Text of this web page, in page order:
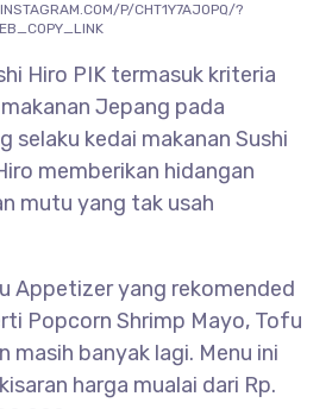
P/CHT1Y7AJOPQ/?
Hiro PIK termasuk kriteria
Jepang pada
selaku kedai makanan Sushi
memberikan hidangan
mutu yang tak usah
Appetizer yang rekomended
Popcorn Shrimp Mayo, Tofu
masih banyak lagi. Menu ini
harga mualai dari Rp.